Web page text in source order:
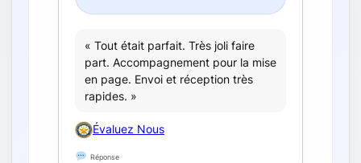
« Tout était parfait. Très joli faire
part. Accompagnement pour la mise
en page. Envoi et réception très
rapides. »
Évaluez Nous
Réponse